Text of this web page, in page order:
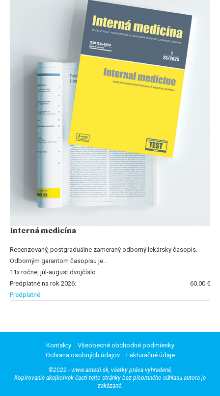
Interná medicína
Recenzovaný, postgraduálne zameraný odborný lekársky časopis.
Odborným garantom časopisu je...
11x ročne, júl-august dvojčíslo
Predplatné na rok 2026:
60.00 €
Predplatné
Kontakty
Všeobecné obchodné podmienky
Ochrana osobných údajov
Fakturačné údaje
©2022 - www.amedi.sk, všetky práva vyhradené,
Kopírovanie akejkoľvek časti tejto stránky bez písomného súhlasu autora je
zakázané.